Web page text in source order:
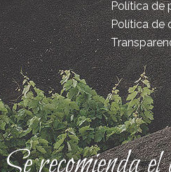
Política de
Política de